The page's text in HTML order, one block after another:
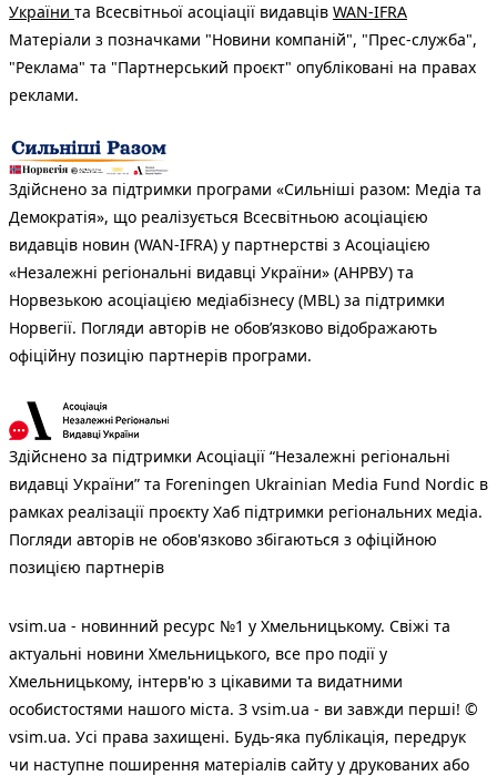
України та Всесвітньої асоціації видавців WAN-IFRA
Матеріали з позначками "Новини компаній", "Прес-служба",
"Реклама" та "Партнерський проєкт" опубліковані на правах
реклами.
Здійснено за підтримки програми «Сильніші разом: Медіа та
Демократія», що реалізується Всесвітньою асоціацією
видавців новин (WAN-IFRA) у партнерстві з Асоціацією
«Незалежні регіональні видавці України» (АНРВУ) та
Норвезькою асоціацією медіабізнесу (MBL) за підтримки
Норвегії. Погляди авторів не обов’язково відображають
офіційну позицію партнерів програми.
Здійснено за підтримки Асоціації “Незалежні регіональні
видавці України” та Foreningen Ukrainian Media Fund Nordic в
рамках реалізації проєкту Хаб підтримки регіональних медіа.
Погляди авторів не обов'язково збігаються з офіційною
позицією партнерів
vsim.ua - новинний ресурс №1 у Хмельницькому. Свіжі та
актуальні новини Хмельницького, все про події у
Хмельницькому, інтерв'ю з цікавими та видатними
особистостями нашого міста. З vsim.ua - ви завжди перші! ©
vsim.ua. Усі права захищені. Будь-яка публiкацiя, передрук
чи наступне поширення матеріалів сайту у друкованих або